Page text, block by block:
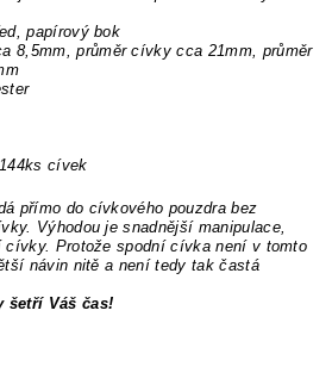
papírový bok
8,5mm, průměr cívky cca 21mm, průměr
cívek
přímo do cívkového pouzdra bez
Výhodou je snadnější manipulace,
cívky. Protože spodní cívka není v tomto
návin nitě a není tedy tak častá
šetří Váš čas!